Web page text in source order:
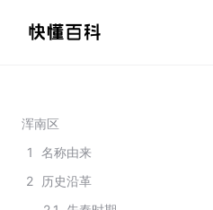
浑南区
1
名称由来
2
历史沿革